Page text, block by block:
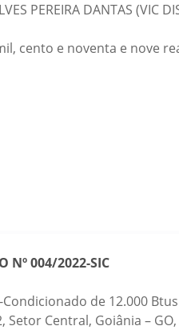
PEREIRA DANTAS (VIC
cento e noventa e nove
Nº 004/2022-SIC
Condicionado de 12.000
Setor Central, Goiânia –